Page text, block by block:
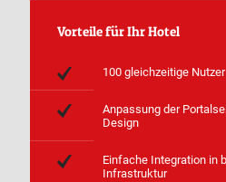
Vorteile für Ihr Hotel
100 gleichzeitige Nutzer
Anpassung der
Design
Einfache Integration in
Infrastruktur